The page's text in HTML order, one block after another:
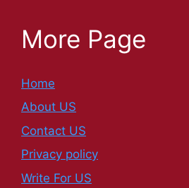
More Page
Home
About US
Contact US
Privacy policy
Write For US